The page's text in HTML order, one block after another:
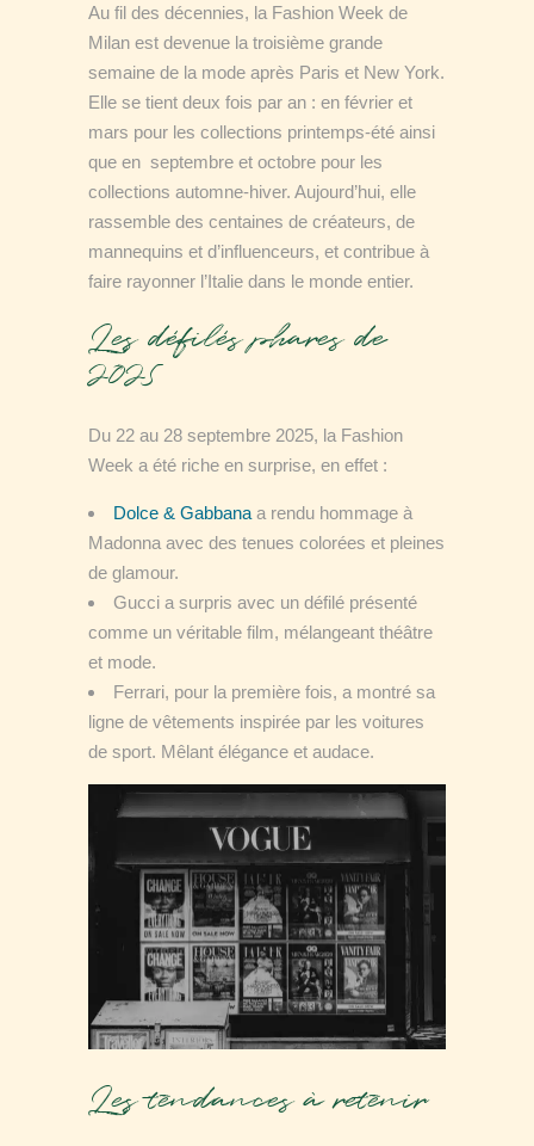
Au fil des décennies, la Fashion Week de
Milan est devenue la troisième grande
semaine de la mode après Paris et New York.
Elle se tient deux fois par an : en février et
mars pour les collections printemps-été ainsi
que en septembre et octobre pour les
collections automne-hiver. Aujourd’hui, elle
rassemble des centaines de créateurs, de
mannequins et d’influenceurs, et contribue à
faire rayonner l’Italie dans le monde entier.
Les défilés phares de
2025
Du 22 au 28 septembre 2025, la Fashion
Week a été riche en surprise, en effet :
Dolce & Gabbana a rendu hommage à
Madonna avec des tenues colorées et pleines
de glamour.
Gucci a surpris avec un défilé présenté
comme un véritable film, mélangeant théâtre
et mode.
Ferrari, pour la première fois, a montré sa
ligne de vêtements inspirée par les voitures
de sport. Mêlant élégance et audace.
Les tendances à retenir